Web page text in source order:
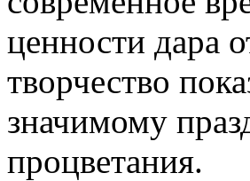
ценности дара
творчество
значимому
процветания.